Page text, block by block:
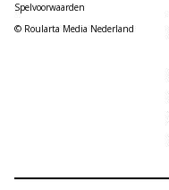
Spelvoorwaarden
© Roularta Media Nederland